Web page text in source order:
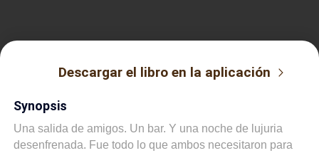
Descargar el libro en la aplicación
Synopsis
Una salida de amigos. Un bar. Y una noche de lujuria
desenfrenada. Fue todo lo que ambos necesitaron para